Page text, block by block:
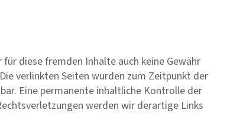
diese fremden Inhalte auch keine Gewähr
verlinkten Seiten wurden zum Zeitpunkt der
Eine permanente inhaltliche Kontrolle der
werden wir derartige Links